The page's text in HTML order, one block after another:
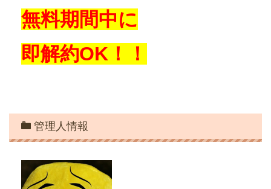
無料期間中に
即解約OK！！
管理人情報